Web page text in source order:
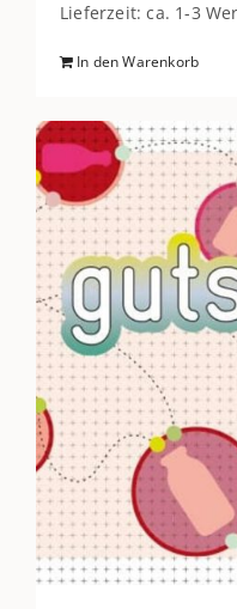
Lieferzeit: ca. 1-3
In den Warenkorb